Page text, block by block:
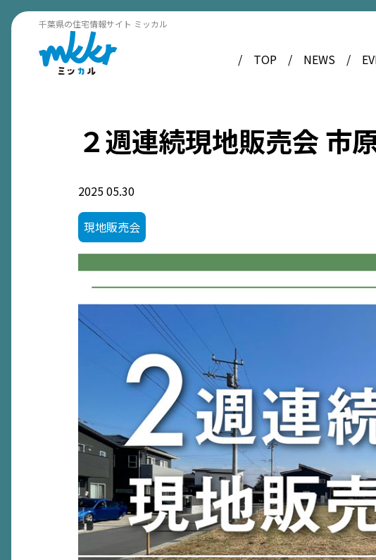
千葉県の住宅情報サイト ミッカル
TOP NEWS
２週連続現地販売会 市
202505.30
現地販売会